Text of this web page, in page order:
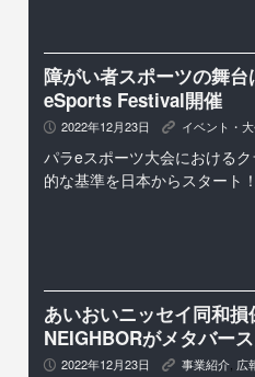
障がい者スポーツの舞
eSports Festival開催
P 2022年12月23日 K イベント・
パラeスポーツ大会における
的な基準を日本からスタート
あいおいニッセイ同和
NEIGHBORがメタバー
P 2022年12月23日 K 事業紹介 広